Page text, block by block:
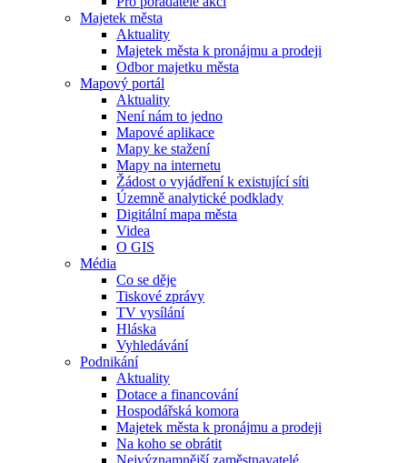
Majetek města
Aktuality
Majetek města k pronájmu a prodeji
Odbor majetku města
Mapový portál
Aktuality
Není nám to jedno
Mapové aplikace
Mapy ke stažení
Mapy na internetu
Žádost o vyjádření k existující síti
Územně analytické podklady
Digitální mapa města
Videa
O GIS
Média
Co se děje
Tiskové zprávy
TV vysílání
Hláska
Vyhledávání
Podnikání
Aktuality
Dotace a financování
Hospodářská komora
Majetek města k pronájmu a prodeji
Na koho se obrátit